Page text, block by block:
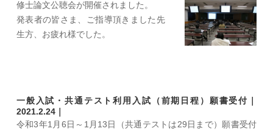
修士論文公聴会が開催されました。
発表者の皆さま、ご指導頂きました先
生方、お疲れ様でした。
一般入試・共通テスト利用入試（前期日程）願書受付｜
2021.2.24｜
令和3年1月6日～1月13日（共通テストは29日まで）願書受付